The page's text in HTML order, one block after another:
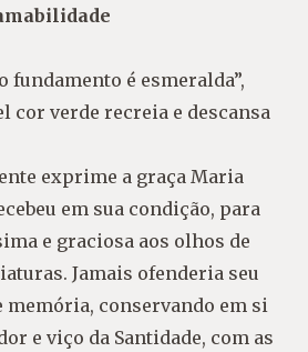
fundamento é esmeralda”,
cor verde recreia e descansa
exprime a graça Maria
em sua condição, para
e graciosa aos olhos de
Jamais ofenderia seu
memória, conservando em si
e viço da Santidade, com as